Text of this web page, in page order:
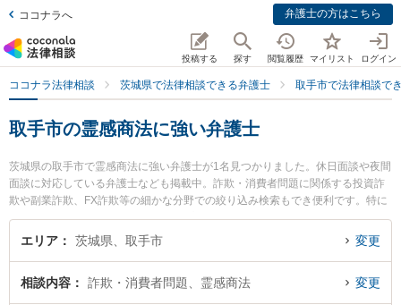
ココナラへ 弁護士の方はこちら
投稿する 探す 閲覧履歴 マイリスト ログイン
ココナラ法律相談 茨城県で法律相談できる弁護士 取手市で法律相談で
取手市の霊感商法に強い弁護士
茨城県の取手市で霊感商法に強い弁護士が1名見つかりました。休日面談や夜間
面談に対応している弁護士なども掲載中。詐欺・消費者問題に関係する投資詐
欺や副業詐欺、FX詐欺等の細かな分野での絞り込み検索もでき便利です。特に
平島法律事務所の平島 雅人弁護士のプロフィール情報や弁護士費用、強みなど
が注目されています。『取手市で土日や夜間に発生した霊感商法のトラブルを
弁護士に相談予約したい』などでお困りの相談者さんにおすすめです。
エリア 茨城県、取手市 変更
相談内容 詐欺・消費者問題、霊感商法 変更